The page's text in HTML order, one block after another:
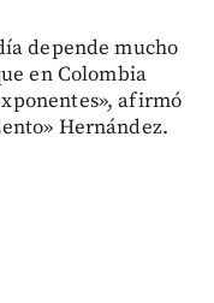
depende mucho
en Colombia
afirmó
Hernández.